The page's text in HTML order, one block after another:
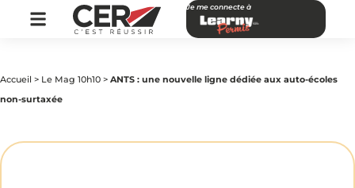
Je me connecte à
Accueil > Le Mag 10h10 > ANTS : une nouvelle ligne dédiée aux auto-écoles
non-surtaxée